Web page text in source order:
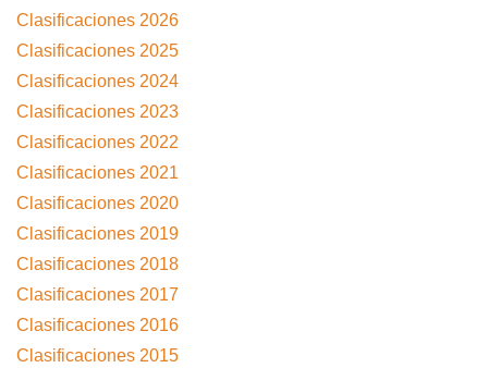
Clasificaciones 2026
Clasificaciones 2025
Clasificaciones 2024
Clasificaciones 2023
Clasificaciones 2022
Clasificaciones 2021
Clasificaciones 2020
Clasificaciones 2019
Clasificaciones 2018
Clasificaciones 2017
Clasificaciones 2016
Clasificaciones 2015